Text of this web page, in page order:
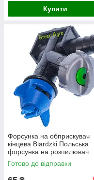
Купити
Форсунка на обприскувач
кінцева Biardzki Польська
форсунка на розпилювач
Форсунки для обприскувача
Готово до відправки